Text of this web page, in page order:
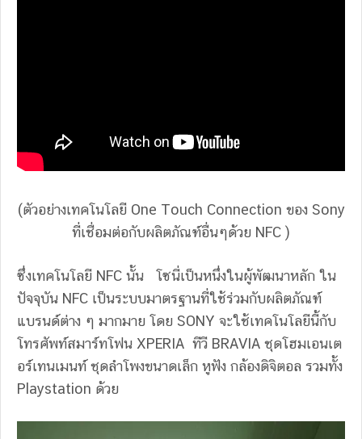
(ตัวอย่างเทคโนโลยี One Touch Connection ของ Sony
ที่เชื่อมต่อกับผลิตภัณฑ์อื่นๆด้วย NFC )
ซึ่งเทคโนโลยี NFC นั้น โซนี่เป็นหนึ่งในผู้พัฒนาหลัก ใน
ปัจจุบัน NFC เป็นระบบมาตรฐานที่ใช้ร่วมกับผลิตภัณฑ์
แบรนด์ต่าง ๆ มากมาย โดย SONY จะใช้เทคโนโลยีนี้กับ
โทรศัพท์สมาร์ทโฟน XPERIA ทีวี BRAVIA ชุดโฮมเอนเต
อร์เทนเมนท์ ชุดลำโพงขนาดเล็ก หูฟัง กล้องดิจิตอล รวมทั้ง
Playstation ด้วย